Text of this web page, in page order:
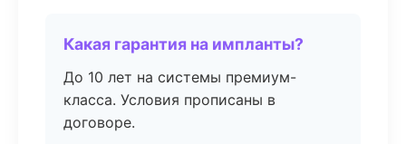
Какая гарантия на импланты?
До 10 лет на системы премиум-
класса. Условия прописаны в
договоре.